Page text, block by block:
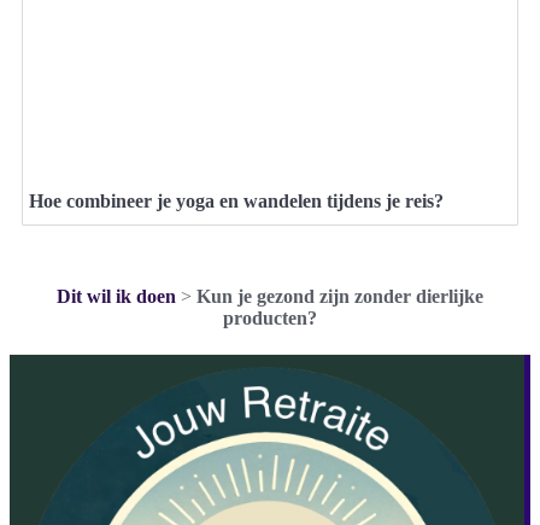
Hoe combineer je yoga en wandelen tijdens je reis?
Dit wil ik doen > Kun je gezond zijn zonder dierlijke
producten?